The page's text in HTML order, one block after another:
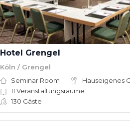
Hotel Grengel
Köln / Grengel
Seminar Room
11 Veranstaltungsräume
130 Gäste